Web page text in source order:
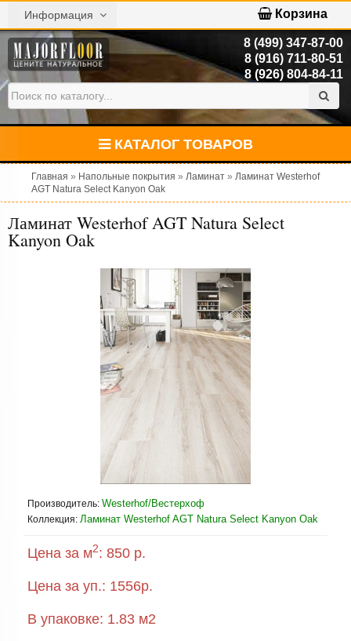
Информация Корзина
8 (499) 347-87-00
8 (916) 711-80-51
8 (926) 804-84-11
КАТАЛОГ ТОВАРОВ
Главная » Напольные покрытия » Ламинат » Ламинат Westerhof
AGT Natura Select Kanyon Oak
Ламинат Westerhof AGT Natura Select
Kanyon Oak
Производитель: Westerhof/Вестерхоф
Коллекция: Ламинат Westerhof AGT Natura Select Kanyon Oak
Цена за м2: 850 р.
Цена за уп.: 1556р.
В упаковке: 1.83 м2